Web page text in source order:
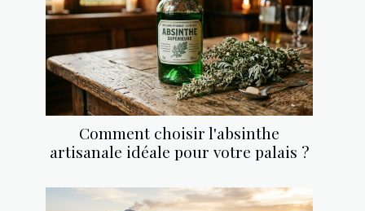
Comment choisir l'absinthe
artisanale idéale pour votre palais ?